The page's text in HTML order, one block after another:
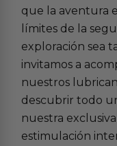
que la aventura
límites de la
exploración sea
invitamos a
nuestros
descubrir todo
nuestra
estimulación